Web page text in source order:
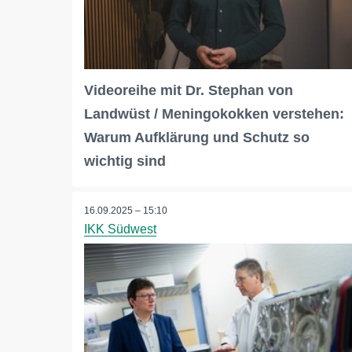
Videoreihe mit Dr. Stephan von
Landwüst / Meningokokken verstehen:
Warum Aufklärung und Schutz so
wichtig sind
16.09.2025 – 15:10
IKK Südwest